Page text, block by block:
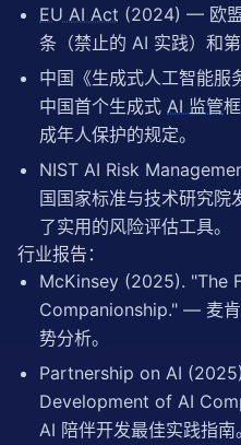
def assess_system(
"""
评估 AI 情感陪伴
返回：风险评分（
        """
        total_score =
0
dimension,
total_score
"weight"
            }
EU AI Act (2024) — 欧
条（禁止的 AI 实践）和
中国《生成式人工智能
中国首个生成式 AI 监管
成年人保护的规定。
NIST AI Risk
国国家标准与技术研究院
了实用的风险评估工具。
行业报告：
McKinsey (2025). "The
Companionship." — 麦
势分析。
Partnership on AI
Development of AI
AI 陪伴开发最佳实践指南。